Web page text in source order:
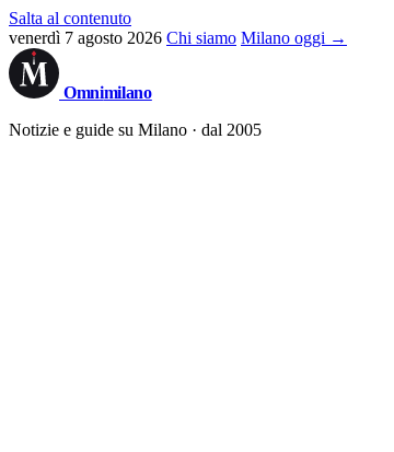
Salta al contenuto
venerdì 7 agosto 2026 Chi siamo Milano oggi →
Omnimilano
Notizie e guide su Milano · dal 2005